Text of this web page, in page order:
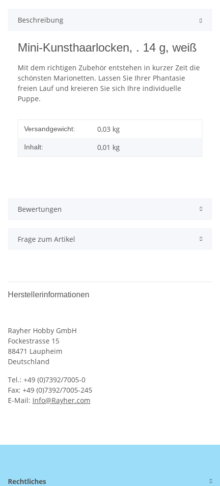
Beschreibung
Mini-Kunsthaarlocken, . 14 g, weiß
Mit dem richtigen Zubehör entstehen in kurzer Zeit die
schönsten Marionetten. Lassen Sie Ihrer Phantasie
freien Lauf und kreieren Sie sich Ihre individuelle
Puppe.
Versandgewicht: 0,03 kg
Inhalt: 0,01 kg
Bewertungen
Frage zum Artikel
Herstellerinformationen
Rayher Hobby GmbH
Fockestrasse 15
88471 Laupheim
Deutschland
Tel.: +49 (0)7392/7005-0
Fax: +49 (0)7392/7005-245
E-Mail: Info@Rayher.com
Rechtliches